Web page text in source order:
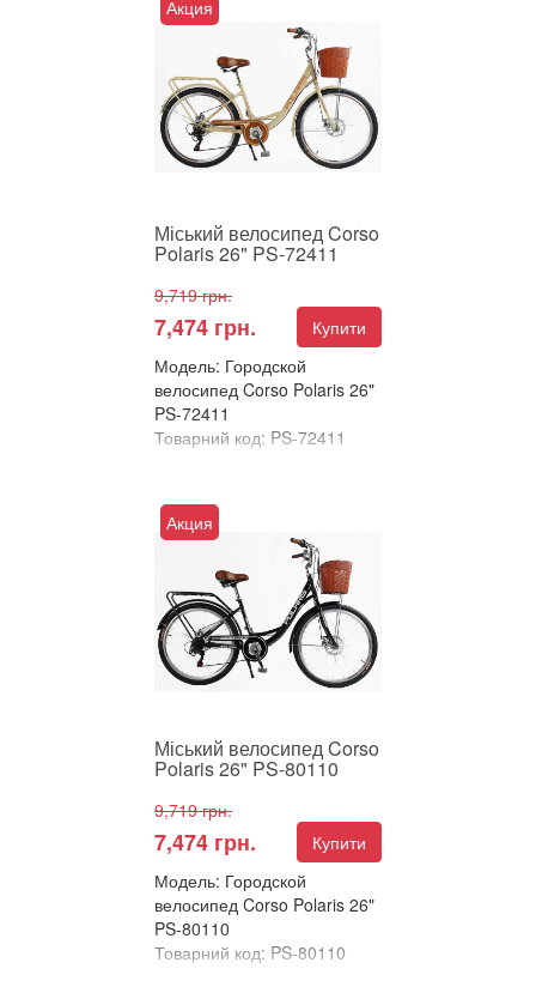
Міський велосипед Corso
Polaris 26" – ідеальний вибір
для комфортних прогулянок
та повсякденних поїз...
Акция
Міський велосипед Corso
Polaris 26" PS-72411
9,719 грн.
7,474 грн.
Купити
Модель: Городской
велосипед Corso Polaris 26"
PS-72411
Товарний код: PS-72411
Міський велосипед Corso
Polaris 26" – ідеальний вибір
для комфортних прогулянок
та повсякденних поїз...
Акция
Міський велосипед Corso
Polaris 26" PS-80110
9,719 грн.
7,474 грн.
Купити
Модель: Городской
велосипед Corso Polaris 26"
PS-80110
Товарний код: PS-80110